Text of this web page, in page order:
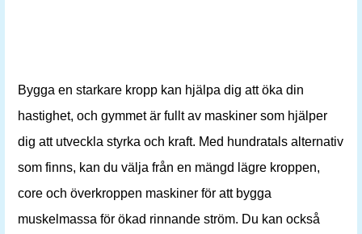
Bygga en starkare kropp kan hjälpa dig att öka din
hastighet, och gymmet är fullt av maskiner som hjälper
dig att utveckla styrka och kraft. Med hundratals alternativ
som finns, kan du välja från en mängd lägre kroppen,
core och överkroppen maskiner för att bygga
muskelmassa för ökad rinnande ström. Du kan också